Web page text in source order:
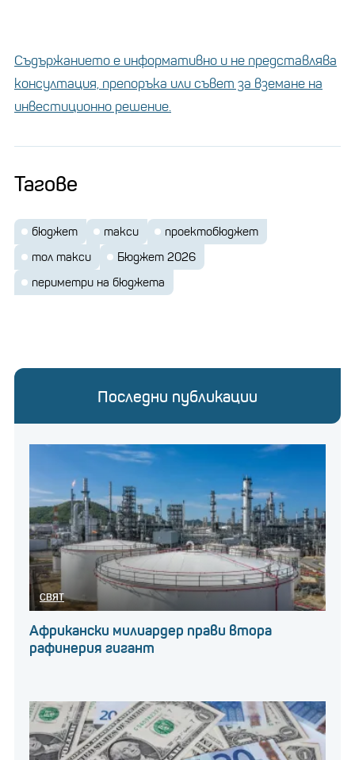
Съдържанието е информативно и не представлява
консултация, препоръка или съвет за вземане на
инвестиционно решение.
Тагове
бюджет такси
проектобюджет
тол такси
Бюджет 2026
периметри на бюджета
Последни публикации
СВЯТ
Африкански милиардер прави втора
рафинерия гигант